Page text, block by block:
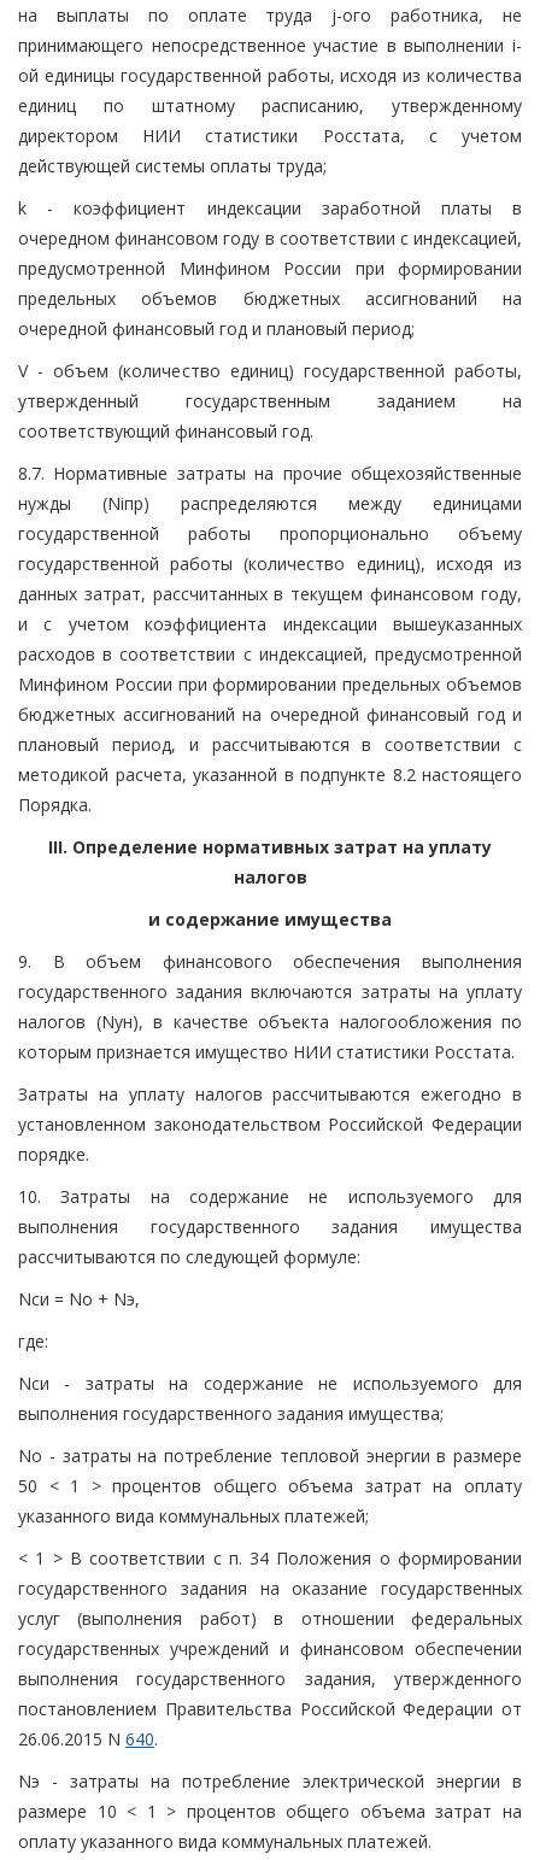
на выплаты по оплате труда j-ого работника, не
принимающего непосредственное участие в выполнении i-
ой единицы государственной работы, исходя из количества
единиц по штатному расписанию, утвержденному
директором НИИ статистики Росстата, с учетом
действующей системы оплаты труда;
k - коэффициент индексации заработной платы в
очередном финансовом году в соответствии с индексацией,
предусмотренной Минфином России при формировании
предельных объемов бюджетных ассигнований на
очередной финансовый год и плановый период;
V - объем (количество единиц) государственной работы,
утвержденный государственным заданием на
соответствующий финансовый год.
8.7. Нормативные затраты на прочие общехозяйственные
нужды (Niпр) распределяются между единицами
государственной работы пропорционально объему
государственной работы (количество единиц), исходя из
данных затрат, рассчитанных в текущем финансовом году,
и с учетом коэффициента индексации вышеуказанных
расходов в соответствии с индексацией, предусмотренной
Минфином России при формировании предельных объемов
бюджетных ассигнований на очередной финансовый год и
плановый период, и рассчитываются в соответствии с
методикой расчета, указанной в подпункте 8.2 настоящего
Порядка.
III. Определение нормативных затрат на уплату
налогов
и содержание имущества
9. В объем финансового обеспечения выполнения
государственного задания включаются затраты на уплату
налогов (Nун), в качестве объекта налогообложения по
которым признается имущество НИИ статистики Росстата.
Затраты на уплату налогов рассчитываются ежегодно в
установленном законодательством Российской Федерации
порядке.
10. Затраты на содержание не используемого для
выполнения государственного задания имущества
рассчитываются по следующей формуле:
Nси = Nо + Nэ,
где:
Nси - затраты на содержание не используемого для
выполнения государственного задания имущества;
Nо - затраты на потребление тепловой энергии в размере
50 < 1 > процентов общего объема затрат на оплату
указанного вида коммунальных платежей;
< 1 > В соответствии с п. 34 Положения о формировании
государственного задания на оказание государственных
услуг (выполнения работ) в отношении федеральных
государственных учреждений и финансовом обеспечении
выполнения государственного задания, утвержденного
постановлением Правительства Российской Федерации от
26.06.2015 N 640.
Nэ - затраты на потребление электрической энергии в
размере 10 < 1 > процентов общего объема затрат на
оплату указанного вида коммунальных платежей.